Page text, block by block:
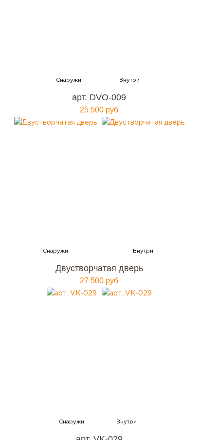
арт. DVO-009
25 500 руб
Двустворчатая дверь
27 500 руб